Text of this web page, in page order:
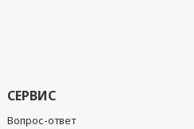
СЕРВИС
Вопрос-ответ